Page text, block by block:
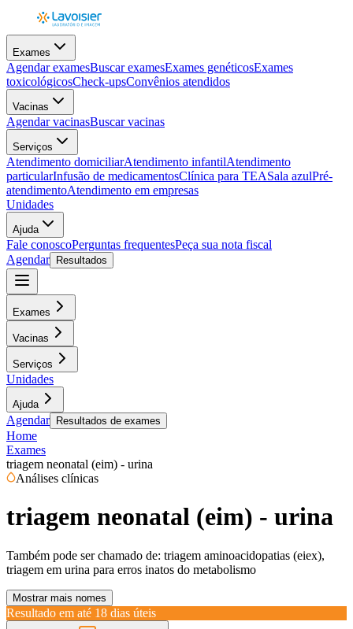
Exames
Agendar examesBuscar examesExames genéticosExames
toxicológicosCheck-upsConvênios atendidos
Vacinas
Agendar vacinasBuscar vacinas
Serviços
Atendimento domiciliarAtendimento infantilAtendimento
particularInfusão de medicamentosClínica para TEASala azulPré-
atendimentoAtendimento em empresas
Unidades
Ajuda
Fale conoscoPerguntas frequentesPeça sua nota fiscal
Agendar
Resultados
Exames
Vacinas
Serviços
Unidades
Ajuda
Agendar Resultados de exames
Home
Exames
triagem neonatal (eim) - urina
Análises clínicas
triagem neonatal (eim) - urina
Também pode ser chamado de: triagem aminoacidopatias (eiex),
triagem em urina para erros inatos do metabolismo
Mostrar mais nomes
Resultado em até 18 dias úteis